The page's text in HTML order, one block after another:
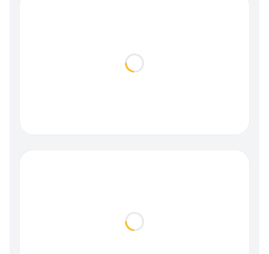
Loading...
Loading...